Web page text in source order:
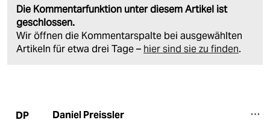
Die Kommentarfunktion unter diesem Artikel ist
geschlossen.
Wir öffnen die Kommentarspalte bei ausgewählten
Artikeln für etwa drei Tage – hier sind sie zu finden.
DP Daniel Preissler